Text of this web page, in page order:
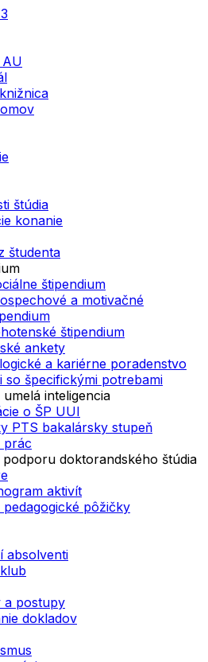
AU
štúdia
konanie
študenta
štipendium
a motivačné
štipendium
ankety
a kariérne poradenstvo
so špecifickými potrebami
umelá inteligencia
o ŠP UUI
PTS bakalársky stupeň
prác
doktorandského štúdia
aktivít
pedagogické pôžičky
absolventi
a postupy
dokladov